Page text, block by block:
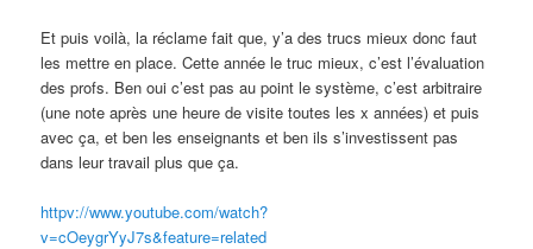
Et puis voilà, la réclame fait que, y’a des trucs mieux donc faut
les mettre en place. Cette année le truc mieux, c’est l’évaluation
des profs. Ben oui c’est pas au point le système, c’est arbitraire
(une note après une heure de visite toutes les x années) et puis
avec ça, et ben les enseignants et ben ils s’investissent pas
dans leur travail plus que ça.
httpv://www.youtube.com/watch?
v=cOeygrYyJ7s&feature=related